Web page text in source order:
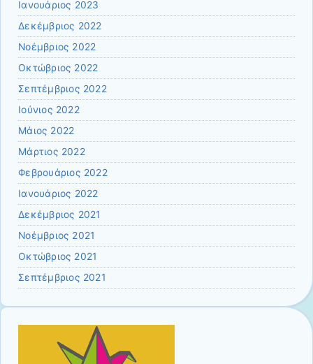
Ιανουάριος 2023
Δεκέμβριος 2022
Νοέμβριος 2022
Οκτώβριος 2022
Σεπτέμβριος 2022
Ιούνιος 2022
Μάιος 2022
Μάρτιος 2022
Φεβρουάριος 2022
Ιανουάριος 2022
Δεκέμβριος 2021
Νοέμβριος 2021
Οκτώβριος 2021
Σεπτέμβριος 2021